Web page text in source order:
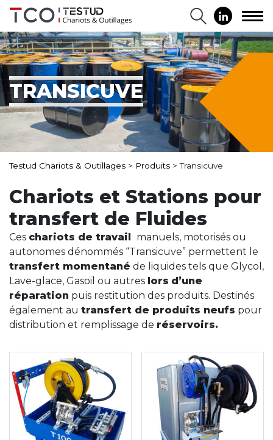
TRANSICUVE
Testud Chariots & Outillages > Produits >Transicuve
Chariots et Stations pour
transfert de Fluides
Ces chariots de travail manuels, motorisés ou
autonomes dénommés “Transicuve” permettent le
transfert momentané de liquides tels que Glycol,
Lave-glace, Gasoil ou autres lors d’une
réparation puis restitution des produits. Destinés
également au transfert de produits neufs pour
distribution et remplissage de réservoirs.